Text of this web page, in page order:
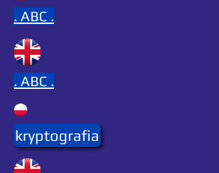
. ABC .
. ABC .
kryptografia